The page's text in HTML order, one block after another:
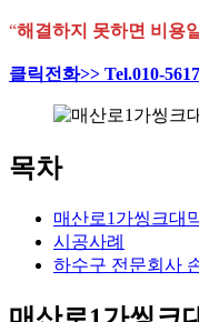
“해결하지 못하면 비용
클릭전화>> Tel.010-
목차
매산로1가씽크대
시공사례
하수구 전문회사